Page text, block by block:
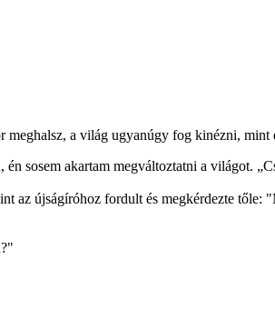
a világ ugyanúgy fog kinézni,
sosem akartam megváltoztatni a világot.
az újságíróhoz fordult és megkérdezte